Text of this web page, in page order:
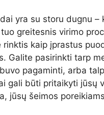
yra su storu dugnu –
greitesnis virimo
rinktis kaip įprastus
Galite pasirinkti tarp
pagaminti, arba
gali būti pritaikyti jūsų
jūsų šeimos